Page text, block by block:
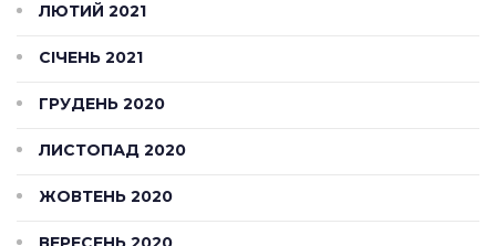
ЛЮТИЙ 2021
СІЧЕНЬ 2021
ГРУДЕНЬ 2020
ЛИСТОПАД 2020
ЖОВТЕНЬ 2020